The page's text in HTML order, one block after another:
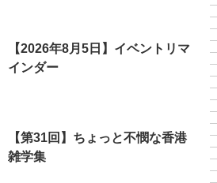
【2026年8月5日】イベントリマ
インダー
【第31回】ちょっと不憫な香港
雑学集